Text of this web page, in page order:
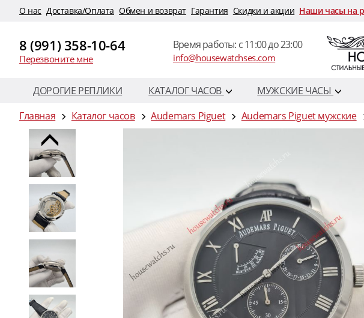
O нас Доставка/Оплата Обмен и возврат Гарантия Скидки и акции Наши часы на
8 (991) 358-10-64
Перезвоните мне
Время работы: c 11:00 до 23:00
info@housewatchses.com
ДОРОГИЕ РЕПЛИКИ КАТАЛОГ ЧАСОВ МУЖСКИЕ ЧАСЫ
Главная
Каталог часов Audemars Piguet Audemars Piguet мужские